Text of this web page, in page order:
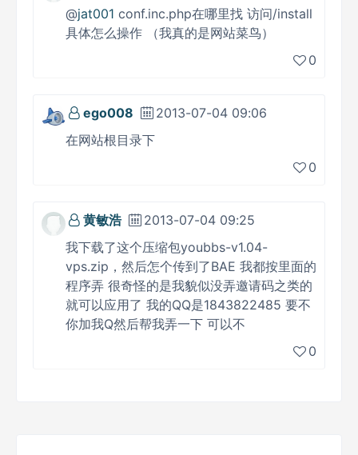
@jat001 conf.inc.php在哪里找 访问/install
具体怎么操作 （我真的是网站菜鸟）
0
ego008
2013-07-04 09:06
在网站根目录下
0
黄敏浩
2013-07-04 09:25
我下载了这个压缩包youbbs-v1.04-
vps.zip，然后怎个传到了BAE 我都按里面的
程序弄 很奇怪的是我貌似没弄邀请码之类的
就可以应用了 我的QQ是1843822485 要不
你加我Q然后帮我弄一下 可以不
0